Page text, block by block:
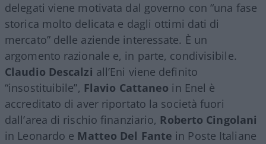
delegati viene motivata dal governo con “una fase
storica molto delicata e dagli ottimi dati di
mercato” delle aziende interessate. È un
argomento razionale e, in parte, condivisibile.
Claudio Descalzi all’Eni viene definito
“insostituibile”, Flavio Cattaneo in Enel è
accreditato di aver riportato la società fuori
dall’area di rischio finanziario, Roberto Cingolani
in Leonardo e Matteo Del Fante in Poste Italiane